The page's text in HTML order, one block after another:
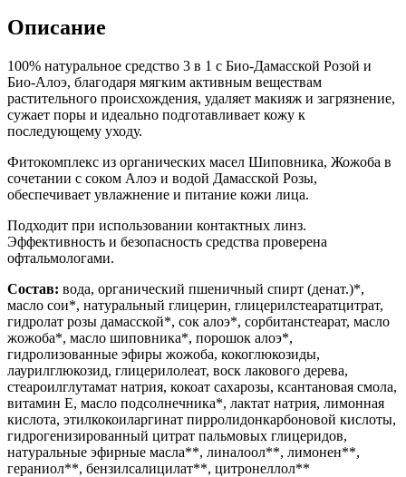
Описание
100% натуральное средство 3 в 1 с Био-Дамасской Розой и
Био-Алоэ, благодаря мягким активным веществам
растительного происхождения, удаляет макияж и загрязнение,
сужает поры и идеально подготавливает кожу к
последующему уходу.
Фитокомплекс из органических масел Шиповника, Жожоба в
сочетании с соком Алоэ и водой Дамасской Розы,
обеспечивает увлажнение и питание кожи лица.
Подходит при использовании контактных линз.
Эффективность и безопасность средства проверена
офтальмологами.
Состав: вода, органический пшеничный спирт (денат.)*,
масло сои*, натуральный глицерин, глицерилстеаратцитрат,
гидролат розы дамасской*, сок алоэ*, сорбитанстеарат, масло
жожоба*, масло шиповника*, порошок алоэ*,
гидролизованные эфиры жожоба, кокоглюкозиды,
лаурилглюкозид, глицерилолеат, воск лакового дерева,
стеароилглутамат натрия, кокоат сахарозы, ксантановая смола,
витамин Е, масло подсолнечника*, лактат натрия, лимонная
кислота, этилкокоиларгинат пирролидонкарбоновой кислоты,
гидрогенизированный цитрат пальмовых глицеридов,
натуральные эфирные масла**, линалоол**, лимонен**,
гераниол**, бензилсалицилат**, цитронеллол**